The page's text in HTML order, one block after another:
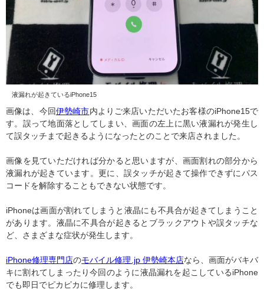
液漏れが起きているiPhone15
画像は、今回 伊勢崎市内よりご来店いただいたお客様のiPhone15で
す。誤って地面落としてしまい、画面の左上に黒い液漏れが発生し
て誤タッチまで起きるようになったとのことで来店されました。
画像を見ていただければ分かると思いますが、画面割れの部分から
液漏れが起きています。更に、誤タッチが起きて操作できずにパス
コードを解除することもできない状態です。
iPhoneは画面が割れてしまうと液晶にも不具合が起きてしまうこと
があります。液晶に不具合が起きるとブラックアウトや誤タッチな
ど、さまざまな症状が発生します。
iPhone修理専門店のモバイル修理.jp 伊勢崎本店なら、画面がバキバ
キに割れてしまったり今回のように液晶漏れを起こしているiPhone
でも即日でピカピカに修理します。